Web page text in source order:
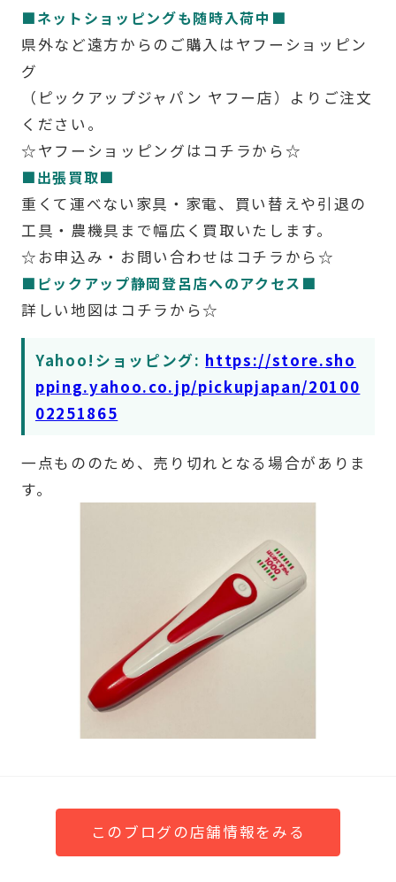
■ネットショッピングも随時入荷中■
県外など遠方からのご購入はヤフーショッピン
グ
（ピックアップジャパン ヤフー店）よりご注文
ください。
☆ヤフーショッピングはコチラから☆
■出張買取■
重くて運べない家具・家電、買い替えや引退の
工具・農機具まで幅広く買取いたします。
☆お申込み・お問い合わせはコチラから☆
■ピックアップ静岡登呂店へのアクセス■
詳しい地図はコチラから☆
Yahoo!ショッピング: https://store.sho
pping.yahoo.co.jp/pickupjapan/20100
02251865
一点もののため、売り切れとなる場合がありま
す。
このブログの店舗情報をみる